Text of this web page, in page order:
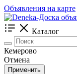
Объявления на карте
Каталог
Кемерово
Отмена
Применить